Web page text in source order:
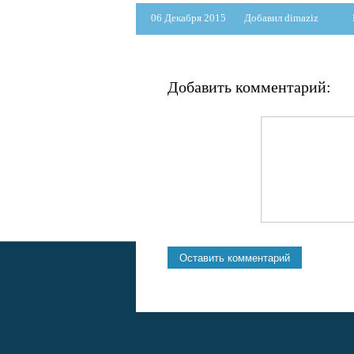
06 Декабря 2015 Добавил dimaziz
Добавить комментарий: